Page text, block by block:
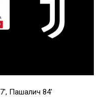
Пашалич 84′